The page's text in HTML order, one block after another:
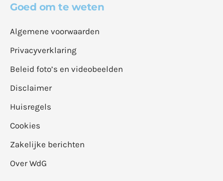
Goed om te weten
Algemene voorwaarden
Privacyverklaring
Beleid foto’s en videobeelden
Disclaimer
Huisregels
Cookies
Zakelijke berichten
Over WdG